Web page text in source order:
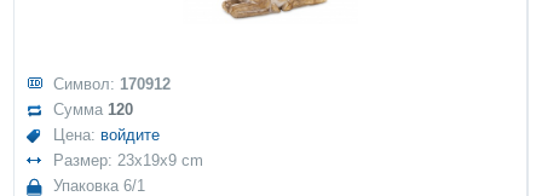
Символ: 170912
Сумма120
Цена: войдите
Размер: 23x19x9 cm
Упаковка 6/1